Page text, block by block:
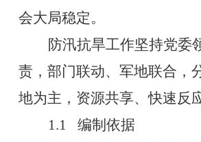
会大局稳定。
防汛抗旱工作坚持党委
责，部门联动、军地联合，
地为主，资源共享、快速反
1.1 编制依据